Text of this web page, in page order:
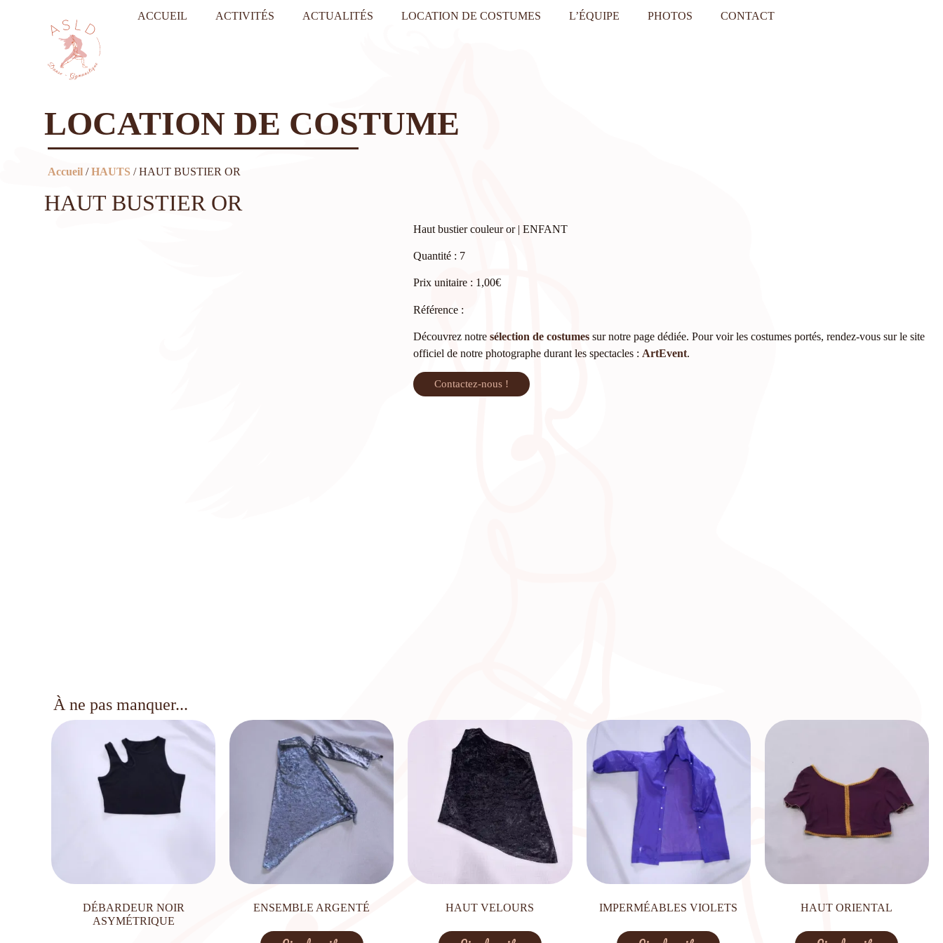
ACCUEIL ACTIVITÉS ACTUALITÉS LOCATION DE COSTUMES L’ÉQUIPE PHOTOS CONTACT
LOCATION DE COSTUME
Accueil /HAUTS / HAUT BUSTIER OR
HAUT BUSTIER OR
Haut bustier couleur or | ENFANT
Quantité : 7
Prix unitaire : 1,00€
Référence :
Découvrez notre sélection de costumessur notre page dédiée. Pour voir les costumes portés, rendez-vous sur le site
officiel de notre photographe durant les spectacles : ArtEvent.
Contactez-nous !
À ne pas manquer...
DÉBARDEUR NOIR
ASYMÉTRIQUE
ENSEMBLE ARGENTÉ HAUT VELOURS IMPERMÉABLES VIOLETS HAUT ORIENTAL